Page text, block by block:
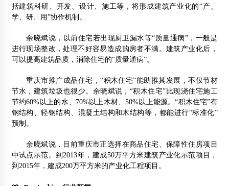
江苏将在民居和公共建筑中推广木结构技术
2014年10月19日
括建筑科研、开发、设计、施工等，将形成建筑产业化的“产、
学、研、用”协作机制。
余晓斌说，以前住宅若出现厨卫漏水等“质量通病”，一般是
进行现场整改，处理不好容易造成购房者不满。建筑产业化后，
可以提高建筑品质，消除住宅的“质量通病”。
重庆市推广成品住宅，“积木住宅”能助推其发展，不仅节材
节水，建筑垃圾也很少。余晓斌说，“积木住宅”比现浇住宅施工
节约60%以上的水、70%以上木材、50%以上能源。“积木住宅”有
钢结构、轻钢结构、混凝土结构和木结构等，都能进行“标准化”
预制。
余晓斌说，目前重庆市正选择在商品住宅、保障性住房项目
中试点示范。到2013年，建成50万平方米建筑产业化示范项目，
到2015年，建成200万平方米的产业化工程项目。